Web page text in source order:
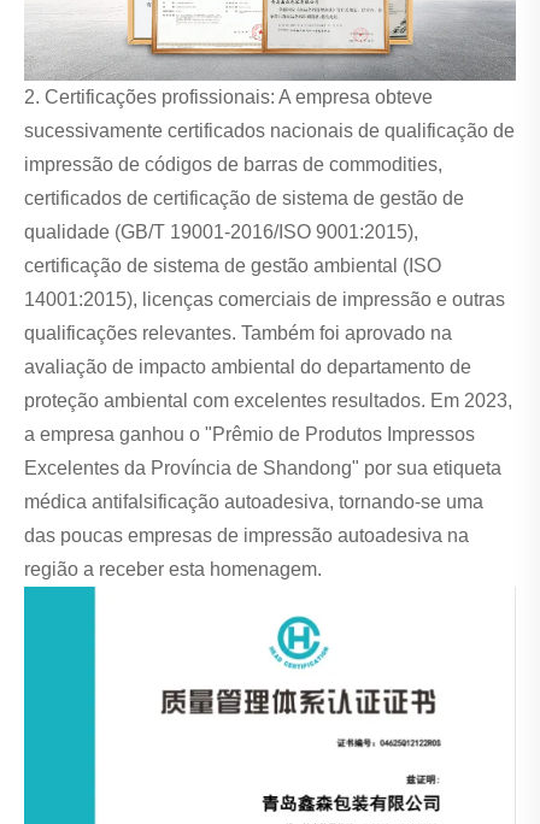
2. Certificações profissionais: A empresa obteve
sucessivamente certificados nacionais de qualificação de
impressão de códigos de barras de commodities,
certificados de certificação de sistema de gestão de
qualidade (GB/T 19001-2016/ISO 9001:2015),
certificação de sistema de gestão ambiental (ISO
14001:2015), licenças comerciais de impressão e outras
qualificações relevantes. Também foi aprovado na
avaliação de impacto ambiental do departamento de
proteção ambiental com excelentes resultados. Em 2023,
a empresa ganhou o "Prêmio de Produtos Impressos
Excelentes da Província de Shandong" por sua etiqueta
médica antifalsificação autoadesiva, tornando-se uma
das poucas empresas de impressão autoadesiva na
região a receber esta homenagem.